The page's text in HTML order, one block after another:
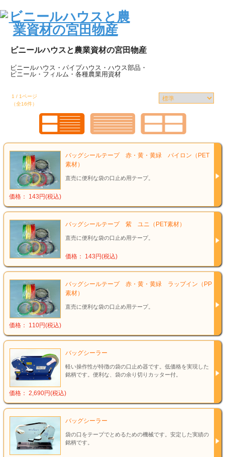
ビニールハウスと農業資材の宮田物産
ビニールハウス・パイプハウス・ハウス部品・
ビニール・フィルム・各種農業用資材
1 / 1ページ
（全16件）
バッグシールテープ 赤・黄・黄緑 パイロン（PET
素材）
直売に便利な袋の口止め用テープ。
価格： 143円(税込)
バッグシールテープ 紫 ユニ（PET素材）
直売に便利な袋の口止め用テープ。
価格： 143円(税込)
バッグシールテープ 赤・黄・黄緑 ラップイン（PP
素材）
直売に便利な袋の口止め用テープ。
価格： 110円(税込)
バッグシーラー
軽い操作性が特徴の袋の口止め器です。低価格を実現した
銘柄です。便利な、袋の余り切りカッター付。
価格： 2,690円(税込)
バッグシーラー
袋の口をテープでとめるための機械です。安定した実績の
銘柄です。